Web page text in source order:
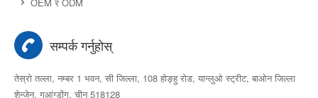
सम्पर्क गर्नुहोस्
तेस्रो तल्ला, नम्बर 1 भवन, सी जिल्ला, 108 होङ्हु रोड, यान्लुओ स्ट्रीट, बाओन जिल्ला
शेन्जेन, गुआंग्डोंग, चीन 518128